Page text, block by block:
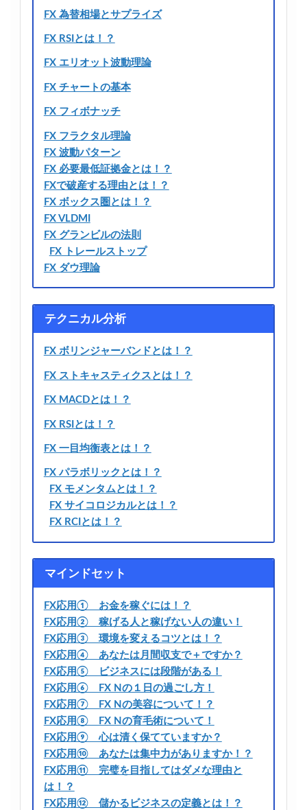
FX 為替相場とサプライズ
FX RSIとは！？
FX エリオット波動理論
FX チャートの基本
FX フィボナッチ
FX フラクタル理論
FX 波動パターン
FX 必要最低証拠金とは！？
FXで破産する理由とは！？
FX ボックス圏とは！？
FX VLDMI
FX グランビルの法則
FX トレールストップ
FX ダウ理論
テクニカル分析
FX ボリンジャーバンドとは！？
FX ストキャスティクスとは！？
FX MACDとは！？
FX RSIとは！？
FX 一目均衡表とは！？
FX パラボリックとは！？
FX モメンタムとは！？
FX サイコロジカルとは！？
FX RCIとは！？
マインドセット
FX応用① お金を稼ぐには！？
FX応用② 稼げる人と稼げない人の違い！
FX応用③ 環境を変えるコツとは！？
FX応用④ あなたは月間収支で＋ですか？
FX応用⑤ ビジネスには段階がある！
FX応用⑥ FX Nの１日の過ごし方！
FX応用⑦ FX Nの美容について！？
FX応用⑧ FX Nの育毛術について！
FX応用⑨ 心は清く保てていますか？
FX応用⑩ あなたは集中力がありますか！？
FX応用⑪ 完璧を目指してはダメな理由と
は！？
FX応用⑫ 儲かるビジネスの定義とは！？